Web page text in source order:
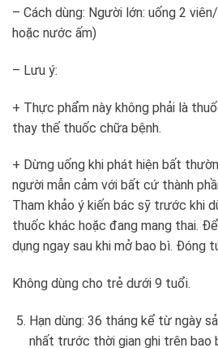
– Cách dùng: Người lớn: uống 2
hoặc nước ấm)
– Lưu ý:
+ Thực phẩm này không phải là
thay thế thuốc chữa bệnh.
+ Dừng uống khi phát hiện bất
người mẫn cảm với bất cứ thành
Tham khảo ý kiến bác sỹ trước khi
thuốc khác hoặc đang mang thai.
dụng ngay sau khi mở bao bì. Đóng
Không dùng cho trẻ dưới 9 tuổi.
Hạn dùng: 36 tháng kể từ ngày
nhất trước thời gian ghi trên bao